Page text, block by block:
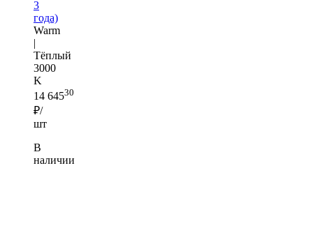
3
года)
Warm
|
Тёплый
3000
K
14 64530
₽/
шт
В
наличии